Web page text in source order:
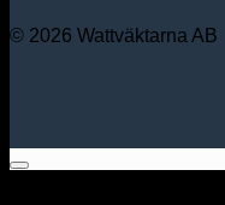
© 2026 Wattväktarna AB